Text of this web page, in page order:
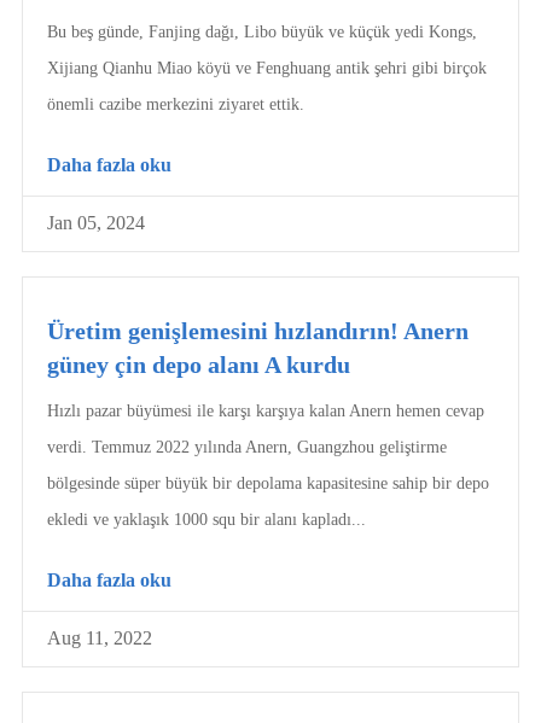
Bu beş günde, Fanjing dağı, Libo büyük ve küçük yedi Kongs,
Xijiang Qianhu Miao köyü ve Fenghuang antik şehri gibi birçok
önemli cazibe merkezini ziyaret ettik.
Daha fazla oku
Jan 05, 2024
Üretim genişlemesini hızlandırın! Anern
güney çin depo alanı A kurdu
Hızlı pazar büyümesi ile karşı karşıya kalan Anern hemen cevap
verdi. Temmuz 2022 yılında Anern, Guangzhou geliştirme
bölgesinde süper büyük bir depolama kapasitesine sahip bir depo
ekledi ve yaklaşık 1000 squ bir alanı kapladı...
Daha fazla oku
Aug 11, 2022